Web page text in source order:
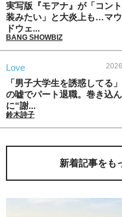
実写版『モアナ』が「コン
装みたい」と大炎上も…マ
ドウェ...
BANG SHOWBIZ
Love
「男子大学生を誘惑してる
の嘘でパート退職。巻き込
に“謝...
鈴木詩子
新着記事をも